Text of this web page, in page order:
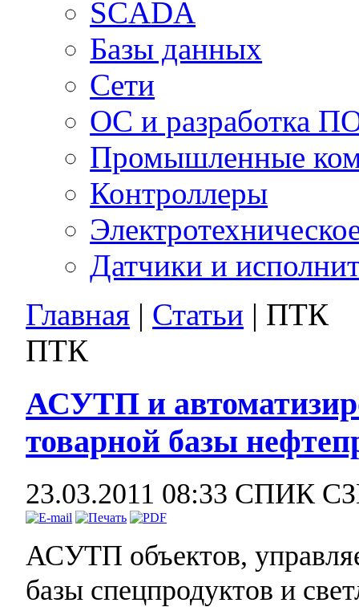
SCADA
Базы данных
Сети
ОС и разработка
Промышленные
Контроллеры
Датчики и
Главная | Статьи | ПТК
ПТК
АСУТП и
товарной базы
23.03.2011 08:33 СПИК
АСУТП объектов,
базы спецпродуктов и